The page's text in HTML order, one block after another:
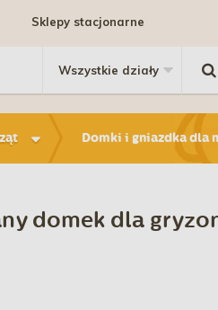
Sklepy stacjonarne
Domki i gniazdka dla
domek dla